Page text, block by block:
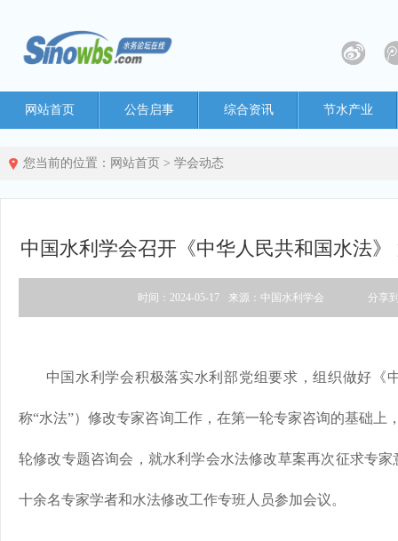
网站首页 公告启事 综合资讯 节水产业
您当前的位置： 网站首页 > 学会动态
中国水利学会召开《中华人民共和国水法
时间：2024-05-17 来源：中国水利学会 分享
中国水利学会积极落实水利部党组要求，组织做好《
称“水法”）修改专家咨询工作，在第一轮专家咨询的基础上
轮修改专题咨询会，就水利学会水法修改草案再次征求专
十余名专家学者和水法修改工作专班人员参加会议。